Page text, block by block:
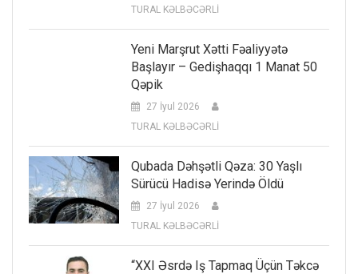
TURAL KƏLBƏCƏRLİ
Yeni Marşrut Xətti Fəaliyyətə
Başlayır – Gedişhaqqı 1 Manat 50
Qəpik
27 İyul 2026
TURAL KƏLBƏCƏRLİ
Qubada Dəhşətli Qəza: 30 Yaşlı
Sürücü Hadisə Yerində Öldü
27 İyul 2026
TURAL KƏLBƏCƏRLİ
“XXI Əsrdə Iş Tapmaq Üçün Təkcə